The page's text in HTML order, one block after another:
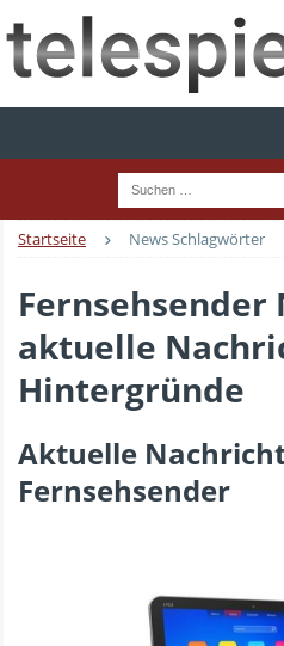
Startseite News Schlagwörter
Fernsehsender
aktuelle
Hintergründe
Aktuelle
Fernsehsender